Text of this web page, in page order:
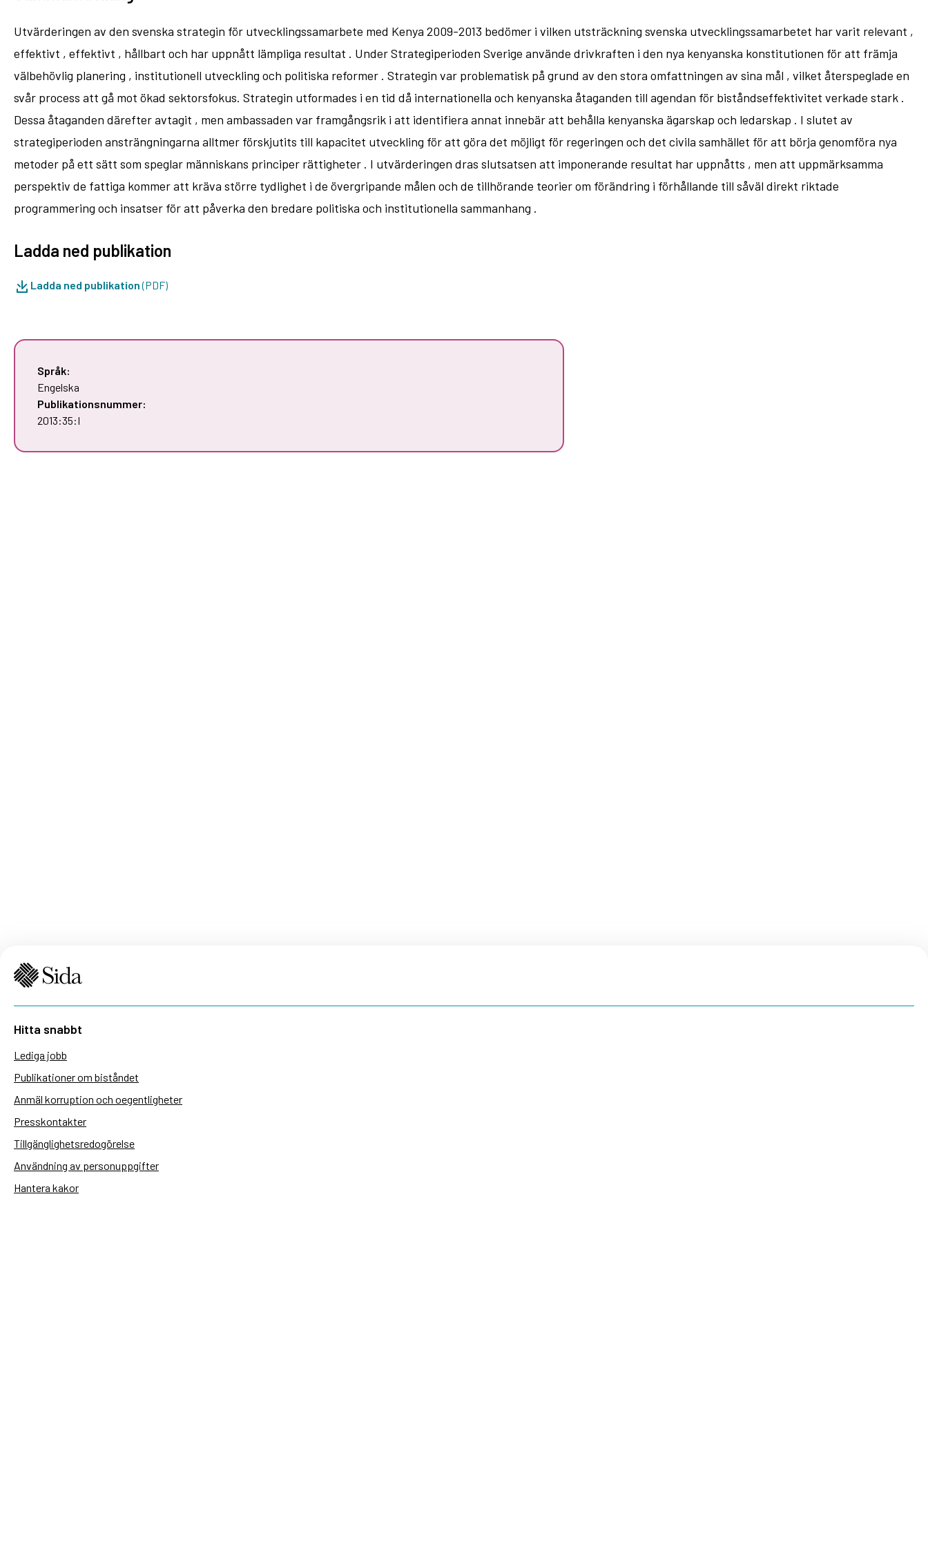
Utvärderingen av den svenska strategin för utvecklingssamarbete med Kenya 2009-2013 bedömer i vilken utsträckning svenska utvecklingssamarbetet har varit relevant ,
effektivt , effektivt , hållbart och har uppnått lämpliga resultat . Under Strategiperioden Sverige använde drivkraften i den nya kenyanska konstitutionen för att främja
välbehövlig planering , institutionell utveckling och politiska reformer . Strategin var problematisk på grund av den stora omfattningen av sina mål , vilket återspeglade en
svår process att gå mot ökad sektorsfokus. Strategin utformades i en tid då internationella och kenyanska åtaganden till agendan för biståndseffektivitet verkade stark .
Dessa åtaganden därefter avtagit , men ambassaden var framgångsrik i att identifiera annat innebär att behålla kenyanska ägarskap och ledarskap . I slutet av
strategiperioden ansträngningarna alltmer förskjutits till kapacitet utveckling för att göra det möjligt för regeringen och det civila samhället för att börja genomföra nya
metoder på ett sätt som speglar människans principer rättigheter . I utvärderingen dras slutsatsen att imponerande resultat har uppnåtts , men att uppmärksamma
perspektiv de fattiga kommer att kräva större tydlighet i de övergripande målen och de tillhörande teorier om förändring i förhållande till såväl direkt riktade
programmering och insatser för att påverka den bredare politiska och institutionella sammanhang .
Ladda ned publikation
Ladda ned publikation(PDF)
Språk:
Engelska
Publikationsnummer:
2013:35:I
Hitta snabbt
Lediga jobb
Publikationer om biståndet
Anmäl korruption och oegentligheter
Presskontakter
Tillgänglighetsredogörelse
Användning av personuppgifter
Hantera kakor